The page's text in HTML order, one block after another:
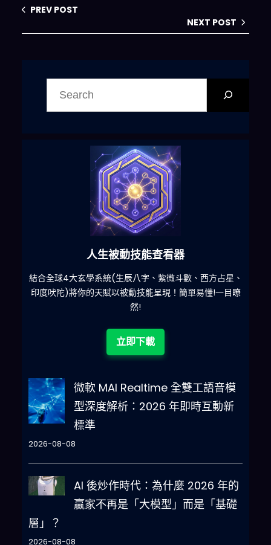
PREV POST
NEXT POST
人生被動技能查看器
結合全球4大玄學系統(生辰八字、紫微斗數、西方占星、
印度吠陀)將你的天賦以被動技能呈現！簡單易懂!一目瞭
然!
立即下載
微軟 MAI Realtime 全雙工語音模
型深度解析：2026 年即時互動新
標準
2026-08-08
AI 後炒作時代：為什麼 2026 年的
贏家不再是「大模型」而是「基礎
層」？
2026-08-08